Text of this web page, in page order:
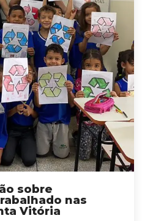
sobre
nas
Vitória